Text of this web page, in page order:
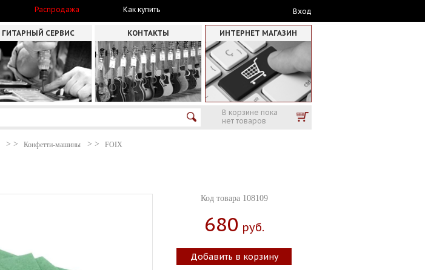
Распродажа Как купить Вход
ГИТАРНЫЙ СЕРВИС КОНТАКТЫ ИНТЕРНЕТ МАГАЗИН
В корзине пока
нет товаров
Конфетти-машины FOIX
Код товара 108109
680 Руб.
Добавить в корзину